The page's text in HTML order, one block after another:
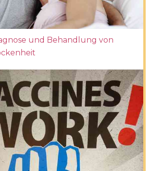
und Behandlung von